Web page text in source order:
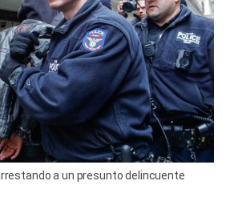
a un presunto delincuente